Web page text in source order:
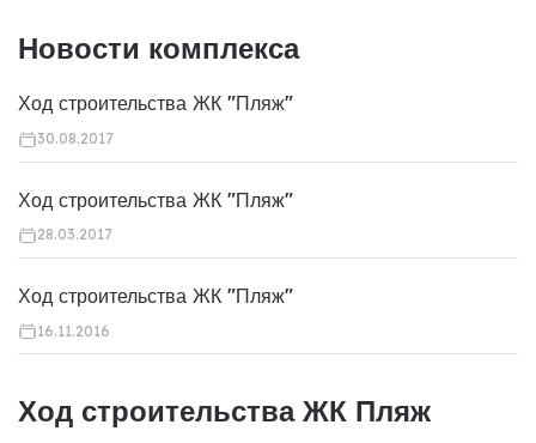
Новости комплекса
Ход строительства ЖК "Пляж"
30.08.2017
Ход строительства ЖК "Пляж"
28.03.2017
Ход строительства ЖК "Пляж"
16.11.2016
Ход строительства ЖК Пляж